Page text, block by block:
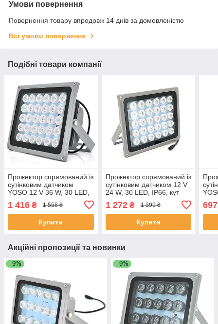
Умови повернення
Повернення товару впродовж 14 днів за домовленістю
Всі умови повернення
Подібні товари компанії
Прожектор спрямований із
сутінковим датчиком
YOSO 12 V 36 W, 30 LED,
дальність до 100 м,
220*180*85 мм, BOX
1 416 ₴ 1 558 ₴
Купити
Прожектор спрямований із
сутінковим датчиком 12 V
24 W, 30 LED, IP66, кут
мм, BOX ЕКОБОКС
1 272₴ 1 399 ₴
Купити
697
Акційні пропозиції та новинки
–9% –9%